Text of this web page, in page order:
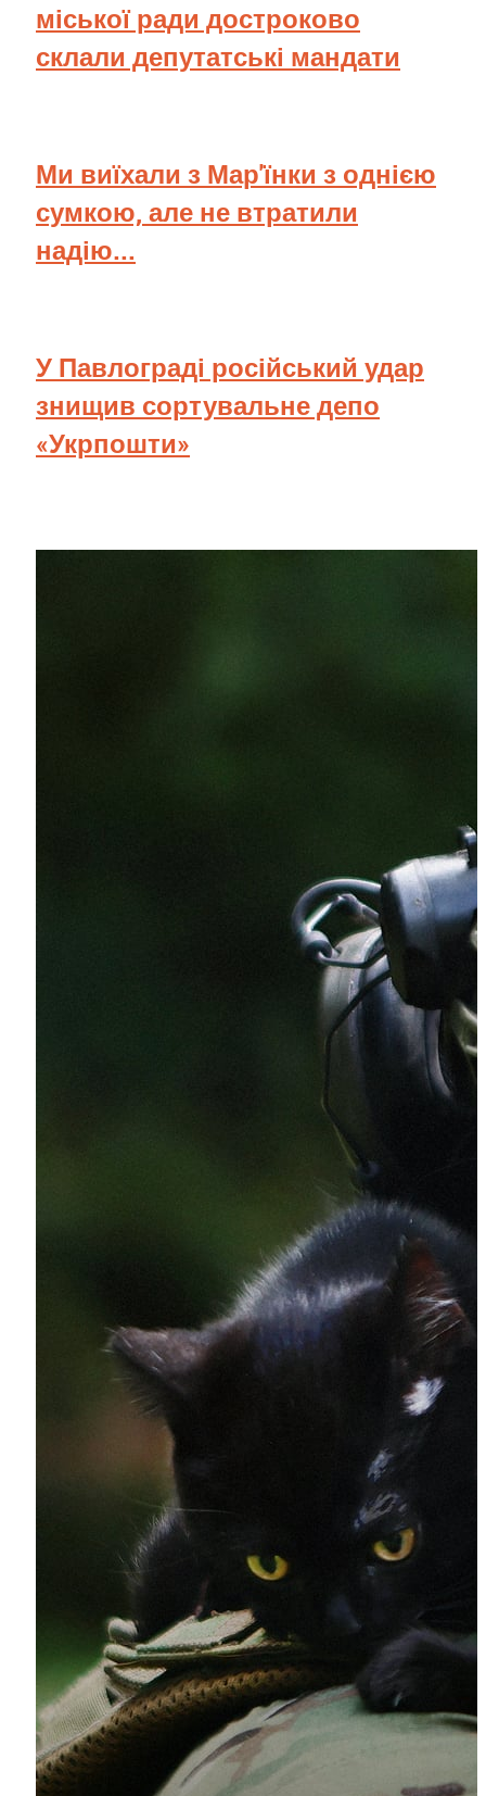
міської ради достроково
склали депутатські мандати
Ми виїхали з Мар'їнки з однією
сумкою, але не втратили
надію...
У Павлограді російський удар
знищив сортувальне депо
«Укрпошти»